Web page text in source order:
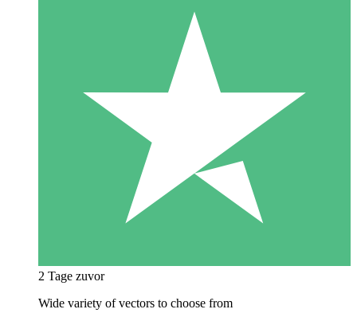
2 Tage zuvor
Wide variety of vectors to choose from